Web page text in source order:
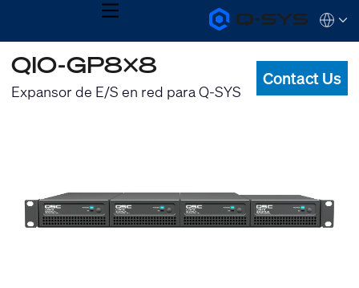
Q-
SYS
Products
Homepage
MENU
QSYS.com (English)
India (English)
Deutsch
Español
QIO-GP8x8
Expansor de E/S en red para Q-SYS
Contact Us